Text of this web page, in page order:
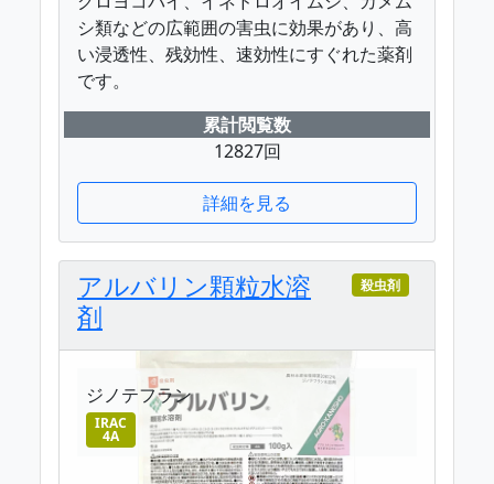
シ類などの広範囲の害虫に効果があり、高
い浸透性、残効性、速効性にすぐれた薬剤
です。
累計閲覧数
12827回
詳細を見る
アルバリン顆粒水溶
剤
殺虫剤
ジノテフラン
IRAC
4A